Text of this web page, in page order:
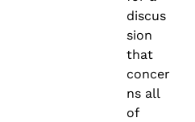
discus
sion
that
concer
ns all
of